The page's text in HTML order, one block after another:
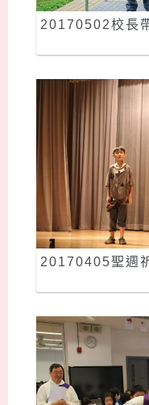
20170502校長
20170405聖週